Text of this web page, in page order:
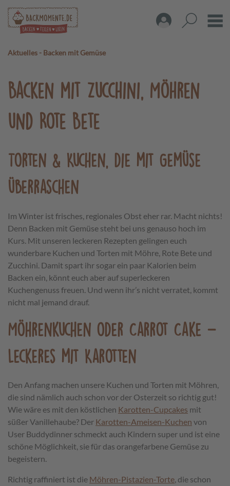
Aktuelles - Backen mit Gemüse
Backen mit Zucchini, Möhren
und Rote Bete
Torten & Kuchen, die mit Gemüse
überraschen
Im Winter ist frisches, regionales Obst eher rar. Macht nichts!
Denn Backen mit Gemüse steht bei uns genauso hoch im
Kurs. Mit unseren leckeren Rezepten gelingen euch
wunderbare Kuchen und Torten mit Möhre, Rote Bete und
Zucchini. Damit spart ihr sogar ein paar Kalorien beim
Backen ein, könnt euch aber auf superleckeren
Kuchengenuss freuen. Und wenn ihr’s nicht verratet, kommt
nicht mal jemand drauf.
Möhrenkuchen oder Carrot Cake –
Leckeres mit Karotten
Den Anfang machen unsere Kuchen und Torten mit Möhren,
die sind nämlich auch schon vor der Osterzeit so richtig gut!
Wie wäre es mit den köstlichen Karotten-Cupcakes mit
süßer Vanillehaube? Der Karotten-Ameisen-Kuchen von
User Buddydinner schmeckt auch Kindern super und ist eine
schöne Möglichkeit, sie für das orangefarbene Gemüse zu
begeistern.
Richtig raffiniert ist die Möhren-Pistazien-Torte, die schon